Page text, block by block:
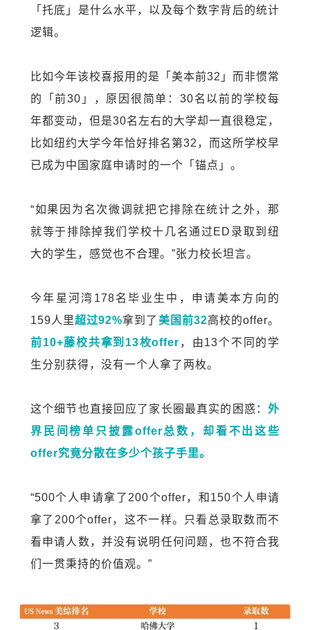
「托底」是什么水平，以及每个数字背后的统计
逻辑。
比如今年该校喜报用的是「美本前32」而非惯常
的「前30」，原因很简单：30名以前的学校每
年都变动，但是30名左右的大学却一直很稳定，
比如纽约大学今年恰好排名第32，而这所学校早
已成为中国家庭申请时的一个「锚点」。
“如果因为名次微调就把它排除在统计之外，那
就等于排除掉我们学校十几名通过ED录取到纽
大的学生，感觉也不合理。”张力校长坦言。
今年星河湾178名毕业生中，申请美本方向的
159人里超过92%拿到了 美国前32高校的offer。
前10+藤校共拿到13枚offer ，由13个不同的学
生分别获得，没有一个人拿了两枚。
这个细节也直接回应了家长圈最真实的困惑： 外
界民间榜单只披露offer总数，却看不出这些
offer究竟分散在多少个孩子手里。
“500个人申请拿了200个offer，和150个人申请
拿了200个offer，这不一样。只看总录取数而不
看申请人数，并没有说明任何问题，也不符合我
们一贯秉持的价值观。”